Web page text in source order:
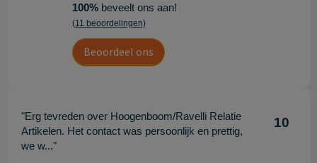
100%beveelt ons aan!
(11 beoordelingen)
Beoordeel ons
"Erg tevreden over Hoogenboom/Ravelli Relatie
Artikelen. Het contact was persoonlijk en prettig,
we w..."
10